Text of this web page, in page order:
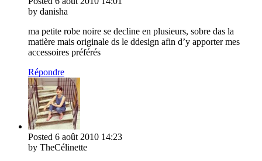
by danisha
ma petite robe noire se decline en plusieurs, sobre das la
matière mais originale ds le ddesign afin d’y apporter mes
accessoires préférés
Répondre
Posted 6 août 2010 14:23
by TheCélinette